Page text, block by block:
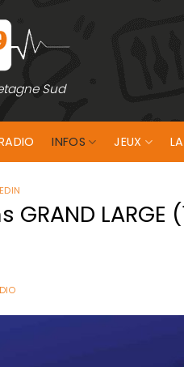
Sud
INFOS JEUX
GRAND